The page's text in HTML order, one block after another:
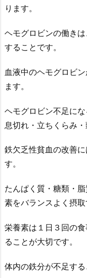
ります。
ヘモグロビンの働き
することです。
血液中のヘモグロビ
ます。
ヘモグロビン不足に
息切れ・立ちくらみ
鉄欠乏性貧血の改善
す。
たんぱく質・糖類・
素をバランスよく摂取
栄養素は１日３回の
ることが大切です。
体内の鉄分が不足する